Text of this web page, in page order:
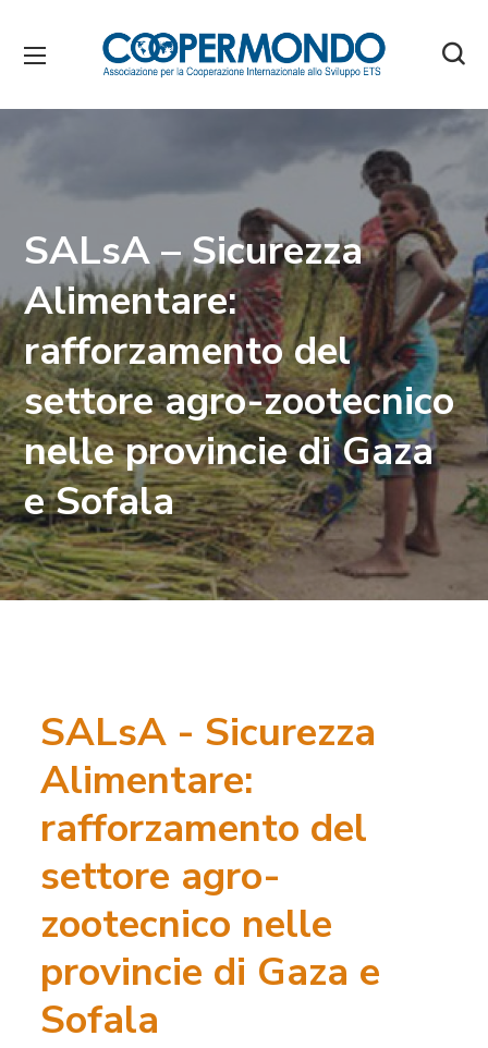
SALsA – Sicurezza
Alimentare:
rafforzamento del
settore agro-zootecnico
nelle provincie di Gaza
e Sofala
SALsA - Sicurezza
Alimentare:
rafforzamento del
settore agro-
zootecnico nelle
provincie di Gaza e
Sofala